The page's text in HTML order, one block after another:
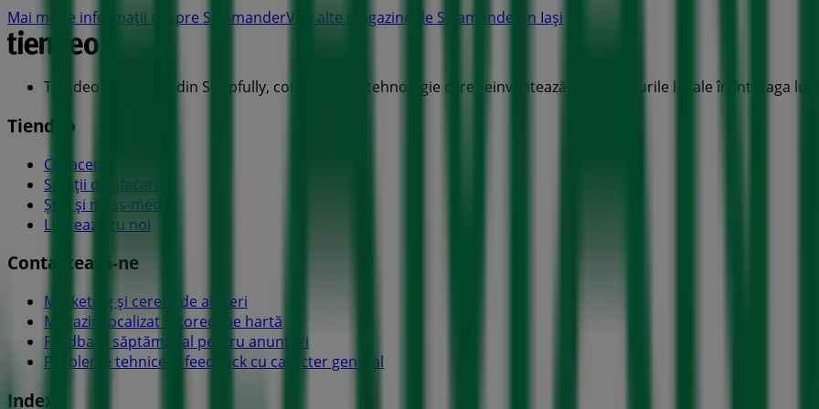
Mai multe informații despre SalamanderVezi alte magazine de Salamander în Iași
Tiendeo face parte din Shopfully, compania de tehnologie care reinventează cumpărăturile locale în întreaga
Tiendeo
Ce facem
Soluții de afaceri
Știri și mass-media
Lucrează cu noi
Contactează-ne
Marketing și cerere de afaceri
Magazin localizat incorect pe hartă
Feedback săptămânal pentru anunțuri
Probleme tehnice și feedback cu caracter general
Index